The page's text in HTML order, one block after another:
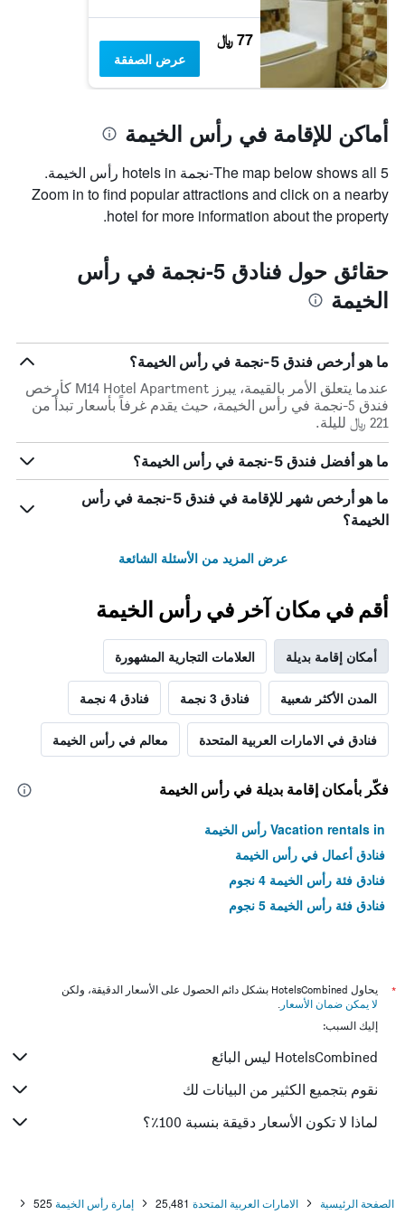
77 ﷼
عرض الصفقة
أماكن للإقامة في رأس الخيمة
The map below shows all 5-نجمة hotels in رأس الخيمة.
Zoom in to find popular attractions and click on a nearby
hotel for more information about the property.
حقائق حول فنادق 5-نجمة في رأس
الخيمة
ما هو أرخص فندق 5-نجمة في رأس الخيمة؟
عندما يتعلق الأمر بالقيمة، يبرز M14 Hotel Apartment كأرخص
فندق 5-نجمة في رأس الخيمة، حيث يقدم غرفاً بأسعار تبدأ من
221 ﷼ لليلة.
ما هو أفضل فندق 5-نجمة في رأس الخيمة؟
ما هو أرخص شهر للإقامة في فندق 5-نجمة في رأس
الخيمة؟
عرض المزيد من الأسئلة الشائعة
أقم في مكان آخر في رأس الخيمة
أمكان إقامة بديلة العلامات التجارية المشهورة
المدن الأكثر شعبية فنادق 3 نجمة فنادق 4 نجمة
فنادق في الامارات العربية المتحدة معالم في رأس الخيمة
فكّر بأمكان إقامة بديلة في رأس الخيمة
Vacation rentals in رأس الخيمة
فنادق أعمال في رأس الخيمة
فنادق فئة رأس الخيمة 4 نجوم
فنادق فئة رأس الخيمة 5 نجوم
*
يحاول HotelsCombined بشكل دائم الحصول على الأسعار الدقيقة، ولكن
لا يمكن ضمان الأسعار .
إليك السبب:
HotelsCombined ليس البائع
نقوم بتجميع الكثير من البيانات لك
لماذا لا تكون الأسعار دقيقة بنسبة 100٪؟
الصفحة الرئيسية الامارات العربية المتحدة 25,481 إمارة رأس الخيمة 525